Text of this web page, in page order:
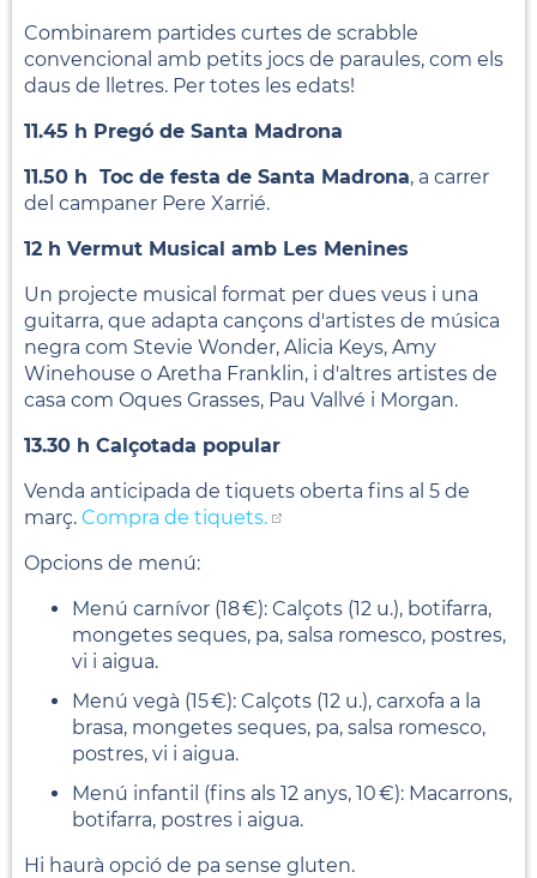
Combinarem partides curtes de scrabble
convencional amb petits jocs de paraules, com els
daus de lletres. Per totes les edats!
11.45 h Pregó de Santa Madrona
11.50 h Toc de festa de Santa Madrona, a carrer
del campaner Pere Xarrié.
12 h Vermut Musical amb Les Menines
Un projecte musical format per dues veus i una
guitarra, que adapta cançons d'artistes de música
negra com Stevie Wonder, Alicia Keys, Amy
Winehouse o Aretha Franklin, i d'altres artistes de
casa com Oques Grasses, Pau Vallvé i Morgan.
13.30 h Calçotada popular
Venda anticipada de tiquets oberta fins al 5 de
març. Compra de tiquets.
Opcions de menú:
Menú carnívor (18 €): Calçots (12 u.), botifarra,
mongetes seques, pa, salsa romesco, postres,
vi i aigua.
Menú vegà (15 €): Calçots (12 u.), carxofa a la
brasa, mongetes seques, pa, salsa romesco,
postres, vi i aigua.
Menú infantil (fins als 12 anys, 10 €): Macarrons,
botifarra, postres i aigua.
Hi haurà opció de pa sense gluten.